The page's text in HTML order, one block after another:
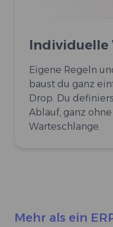
Eigene Regeln
baust du ganz
Drop. Du
Ablauf, ganz
Warteschlange.
Mehr als ein